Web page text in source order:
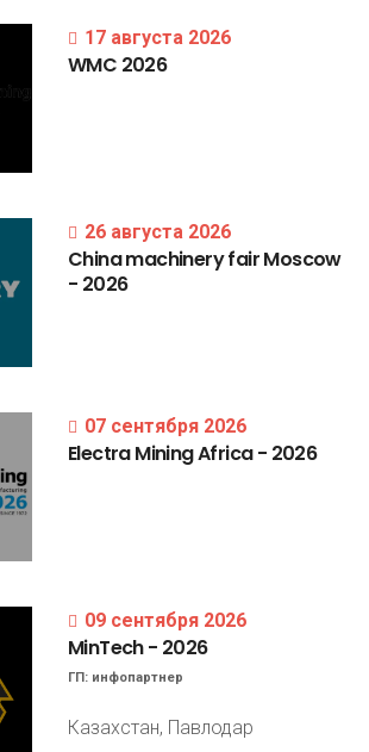
17 августа 2026
WMC 2026
26 августа 2026
ChinamachineryfairMoscow
- 2026
07 сентября 2026
ElectraMiningAfrica- 2026
09 сентября 2026
MinTech- 2026
ГП: инфопартнер
Казахстан, Павлодар